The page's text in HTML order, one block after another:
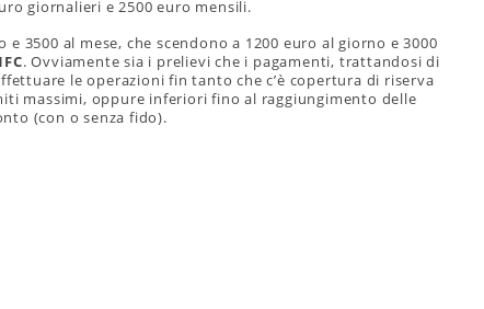
giornalieri e 2500 euro mensili.
3500 al mese, che scendono a 1200 euro al giorno e 3000
. Ovviamente sia i prelievi che i pagamenti, trattandosi di
le operazioni fin tanto che c’è copertura di riserva
massimi, oppure inferiori fino al raggiungimento delle
(con o senza fido).